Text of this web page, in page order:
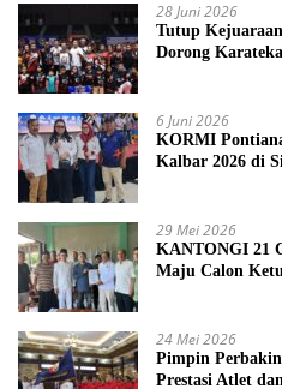
28 Juni 2026
Tutup
Dorong
6 Juni 2026
KORMI
Kalbar 2026 di
29 Mei 2026
KANTONGI 21
Maju Calon
24 Mei 2026
Pimpin
Prestasi Atlet